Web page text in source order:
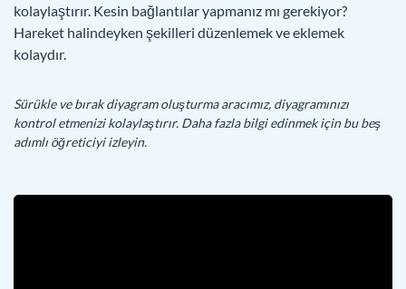
kolaylaştırır. Kesin bağlantılar yapmanız mı gerekiyor?
Hareket halindeyken şekilleri düzenlemek ve eklemek
kolaydır.
Sürükle ve bırak diyagram oluşturma aracımız, diyagramınızı
kontrol etmenizi kolaylaştırır. Daha fazla bilgi edinmek için bu beş
adımlı öğreticiyi izleyin.